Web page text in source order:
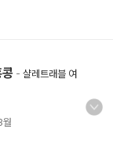
- 샬레트래블 여